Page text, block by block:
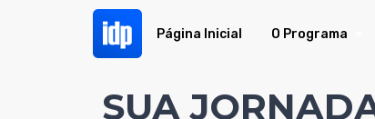
Página Inicial O Programa
SUA